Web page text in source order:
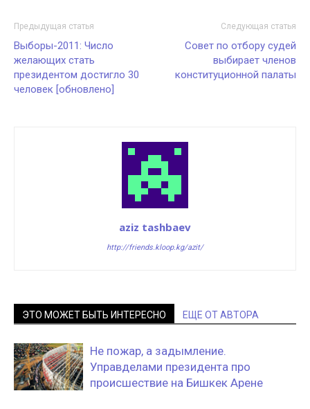
Предыдущая статья
Выборы-2011: Число
желающих стать
президентом достигло 30
человек [обновлено]
Следующая статья
Совет по отбору судей
выбирает членов
конституционной палаты
aziz tashbaev
http://friends.kloop.kg/azit/
ЭТО МОЖЕТ БЫТЬ ИНТЕРЕСНО ЕЩЕ ОТ АВТОРА
Не пожар, а задымление.
Управделами президента про
происшествие на Бишкек Арене